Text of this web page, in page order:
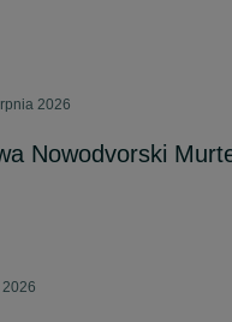
2026
Nowodvorski